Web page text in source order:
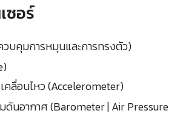
ซอร์
วบคุมการหมุนและการทรงตัว)
คลื่อนไหว (Accelerometer)
ดันอากาศ (Barometer | Air Pressure